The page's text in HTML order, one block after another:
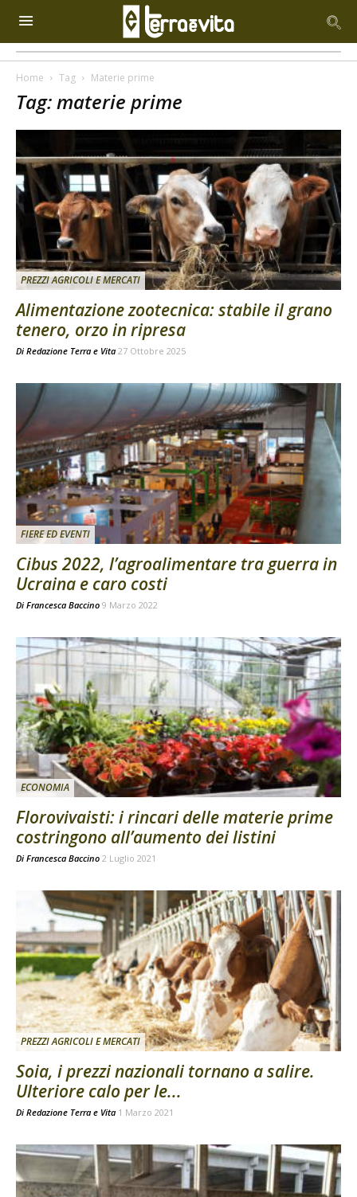
Home Tag Materie prime
Tag: materie prime
PREZZI AGRICOLI E MERCATI
Alimentazione zootecnica: stabile il grano
tenero, orzo in ripresa
Di Redazione Terra e Vita 27 Ottobre 2025
FIERE ED EVENTI
Cibus 2022, l’agroalimentare tra guerra in
Ucraina e caro costi
Di Francesca Baccino 9 Marzo 2022
ECONOMIA
Florovivaisti: i rincari delle materie prime
costringono all’aumento dei listini
Di Francesca Baccino 2 Luglio 2021
PREZZI AGRICOLI E MERCATI
Soia, i prezzi nazionali tornano a salire.
Ulteriore calo per le...
Di Redazione Terra e Vita 1 Marzo 2021